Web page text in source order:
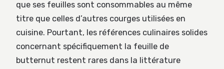
que ses feuilles sont consommables au même
titre que celles d’autres courges utilisées en
cuisine. Pourtant, les références culinaires solides
concernant spécifiquement la feuille de
butternut restent rares dans la littérature